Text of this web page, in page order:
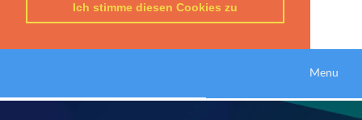
Ich stimme diesen Cookies zu
Menu